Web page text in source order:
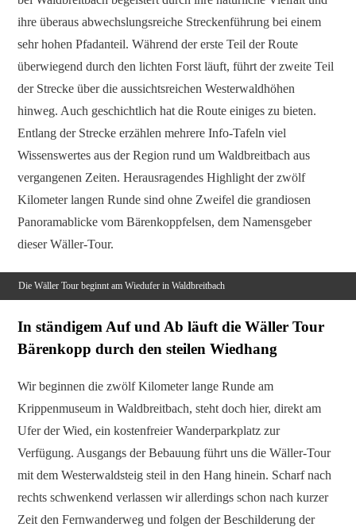
ihre überaus abwechslungsreiche Streckenführung bei einem
sehr hohen Pfadanteil. Während der erste Teil der Route
überwiegend durch den lichten Forst läuft, führt der zweite Teil
der Strecke über die aussichtsreichen Westerwaldhöhen
hinweg. Auch geschichtlich hat die Route einiges zu bieten.
Entlang der Strecke erzählen mehrere Info-Tafeln viel
Wissenswertes aus der Region rund um Waldbreitbach aus
vergangenen Zeiten. Herausragendes Highlight der zwölf
Kilometer langen Runde sind ohne Zweifel die grandiosen
Panoramablicke vom Bärenkoppfelsen, dem Namensgeber
dieser Wäller-Tour.
Die Wäller Tour beginnt am Wiedufer in Waldbreitbach
In ständigem Auf und Ab läuft die Wäller Tour
Bärenkopp durch den steilen Wiedhang
Wir beginnen die zwölf Kilometer lange Runde am
Krippenmuseum in Waldbreitbach, steht doch hier, direkt am
Ufer der Wied, ein kostenfreier Wanderparkplatz zur
Verfügung. Ausgangs der Bebauung führt uns die Wäller-Tour
mit dem Westerwaldsteig steil in den Hang hinein. Scharf nach
rechts schwenkend verlassen wir allerdings schon nach kurzer
Zeit den Fernwanderweg und folgen der Beschilderung der